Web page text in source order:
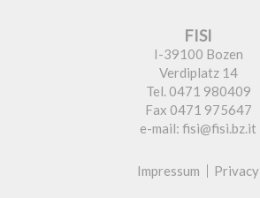
FISI
I-39100 Bozen
Verdiplatz 14
Tel. 0471 980409
Fax 0471 975647
e-mail: fisi@fisi.bz.it
Impressum Privacy